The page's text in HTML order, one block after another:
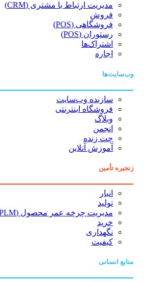
مدیریت ارتباط با مشتری (CRM)
فروش
فروشگاهی (POS)
رستوران (POS)
اشتراک‌ها
اجاره
وب‌سایت‌ها
سازنده وب‌سایت
فروشگاه اینترنتی
وبلاگ
انجمن
چت زنده
آموزش آنلاین
زنجیره تأمین
انبار
تولید
مدیریت چرخه عمر محصول (PLM)
خرید
نگهداری
کیفیت
منابع انسانی